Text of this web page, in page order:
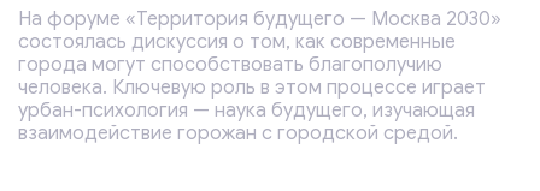
На форуме «Территория будущего — Москва 2030»
состоялась дискуссия о том, как современные
города могут способствовать благополучию
человека. Ключевую роль в этом процессе играет
урбан-психология — наука будущего, изучающая
взаимодействие горожан с городской средой.